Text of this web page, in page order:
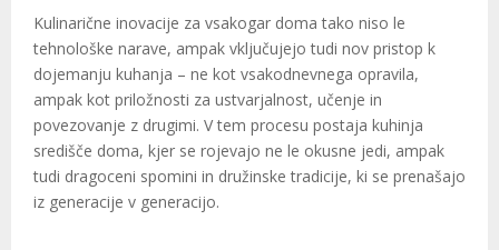
Kulinarične inovacije za vsakogar doma tako niso le
tehnološke narave, ampak vključujejo tudi nov pristop k
dojemanju kuhanja – ne kot vsakodnevnega opravila,
ampak kot priložnosti za ustvarjalnost, učenje in
povezovanje z drugimi. V tem procesu postaja kuhinja
središče doma, kjer se rojevajo ne le okusne jedi, ampak
tudi dragoceni spomini in družinske tradicije, ki se prenašajo
iz generacije v generacijo.